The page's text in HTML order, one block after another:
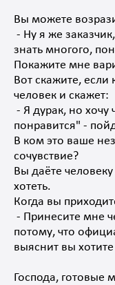
Вы можете
- Ну я же
знать многого,
Покажите мне
Вот скажите, если
человек и скажет:
- Я дурак, но
понравится" -
В ком это ваше
сочувствие?
Вы даёте
хотеть.
Когда вы
- Принесите мне
потому, что
выяснит вы
Господа, готовые